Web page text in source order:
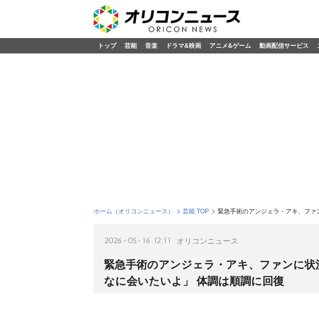
トップ 芸能 音楽 ドラマ&映画 アニメ&ゲーム 動画配信サービス
ホーム（オリコンニュース） 芸能 TOP 緊急手術のアンジェラ・アキ、フ
2026-05-16 12:11 オリコンニュース
緊急手術のアンジェラ・アキ、ファンに
なに会いたいよ」 体調は順調に回復